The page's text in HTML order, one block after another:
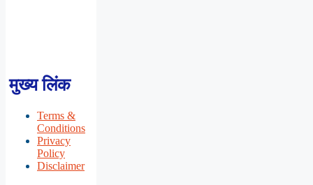
मुख्य लिंक
Terms &
Conditions
Privacy
Policy
Disclaimer